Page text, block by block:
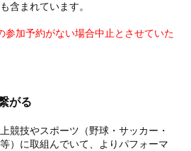
含まれています。
加予約がない場合中止とさせていた
がる
競技やスポーツ（野球・サッカー・
）に取組んでいて、よりパフォーマ